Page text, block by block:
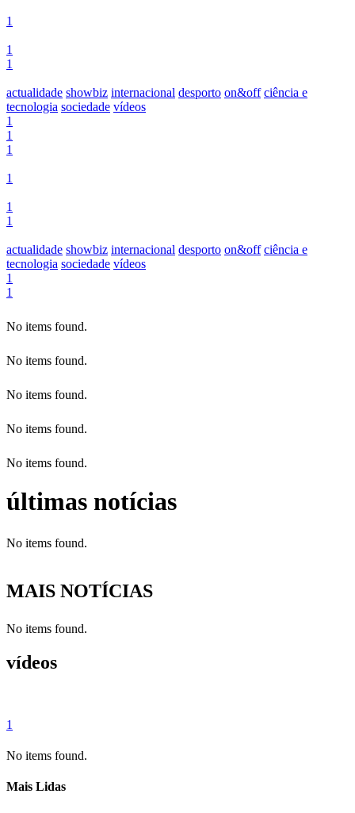
1
1
1
actualidade showbiz internacional desporto on&off ciência e
tecnologia sociedade vídeos
1
1
1
1
1
1
actualidade showbiz internacional desporto on&off ciência e
tecnologia sociedade vídeos
1
1
No items found.
No items found.
No items found.
No items found.
No items found.
últimas notícias
No items found.
MAIS NOTÍCIAS
No items found.
vídeos
1
No items found.
Mais Lidas